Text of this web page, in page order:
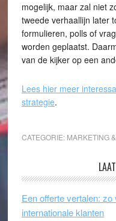
mogelijk, maar zal niet
tweede verhaallijn later
formulieren, polls of
worden geplaatst.
van de kijker op een
Lees hier meer
strategie.
CATEGORIE: MARKETING
Een offerte vertalen:
internationale klanten